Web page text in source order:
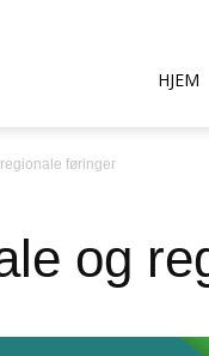
HJEM
føringer
og